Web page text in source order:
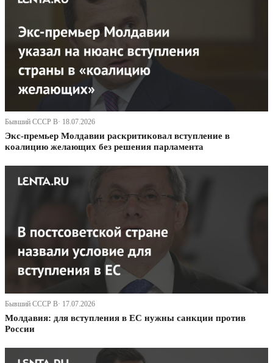
Бывший СССР В· 18.07.2026
Экс-премьер Молдавии раскритиковал вступление в
коалицию желающих без решения парламента
Бывший СССР В· 17.07.2026
Молдавия: для вступления в ЕС нужны санкции против
России